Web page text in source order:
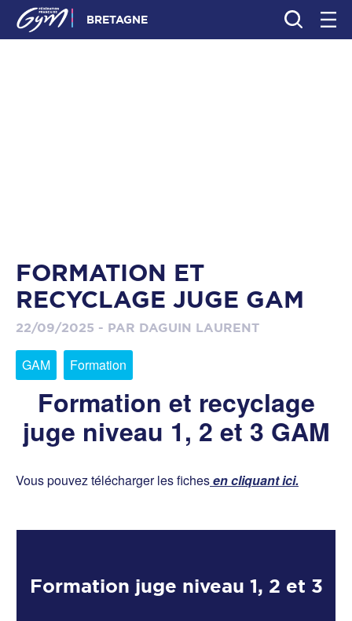
BRETAGNE
FORMATION ET
RECYCLAGE JUGE GAM
22/09/2025 - PAR DAGUIN LAURENT
GAM Formation
Formation et recyclage
juge niveau 1, 2 et 3 GAM
Vous pouvez télécharger les fichesen cliquant ici.
Formation juge niveau 1, 2 et 3